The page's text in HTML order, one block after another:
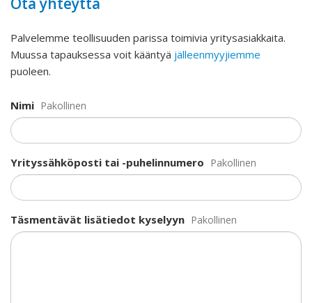
Palvelemme teollisuuden parissa toimivia yritysasiakkaita.
Muussa tapauksessa voit kääntyä jälleenmyyjiemme
puoleen.
Nimi Pakollinen
Yrityssähköposti tai -puhelinnumero Pakollinen
Täsmentävät lisätiedot kyselyyn Pakollinen